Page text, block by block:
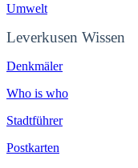
Umwelt
Leverkusen Wissen
Denkmäler
Who is who
Stadtführer
Postkarten